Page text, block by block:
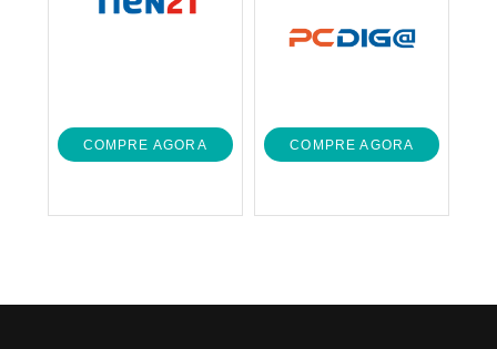
COMPRE AGORA COMPRE AGORA